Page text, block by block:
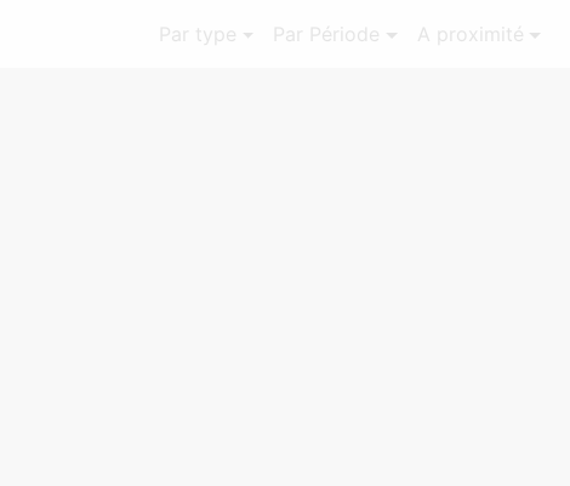
Par type Par Période A proximité